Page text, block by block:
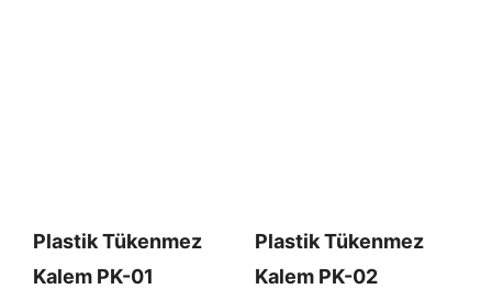
Plastik Tükenmez
Kalem PK-01
Plastik Tükenmez
Kalem PK-02